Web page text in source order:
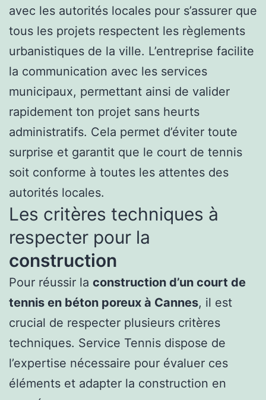
avec les autorités locales pour s’assurer que
tous les projets respectent les règlements
urbanistiques de la ville. L’entreprise facilite
la communication avec les services
municipaux, permettant ainsi de valider
rapidement ton projet sans heurts
administratifs. Cela permet d’éviter toute
surprise et garantit que le court de tennis
soit conforme à toutes les attentes des
autorités locales.
Les critères techniques à
respecter pour la
construction
Pour réussir la construction d’un court de
tennis en béton poreux à Cannes, il est
crucial de respecter plusieurs critères
techniques. Service Tennis dispose de
l’expertise nécessaire pour évaluer ces
éléments et adapter la construction en